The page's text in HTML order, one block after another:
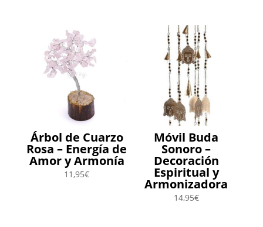
Árbol de Cuarzo
Rosa – Energía de
Amor y Armonía
11,95€
Móvil Buda
Sonoro –
Decoración
Espiritual y
Armonizadora
14,95€